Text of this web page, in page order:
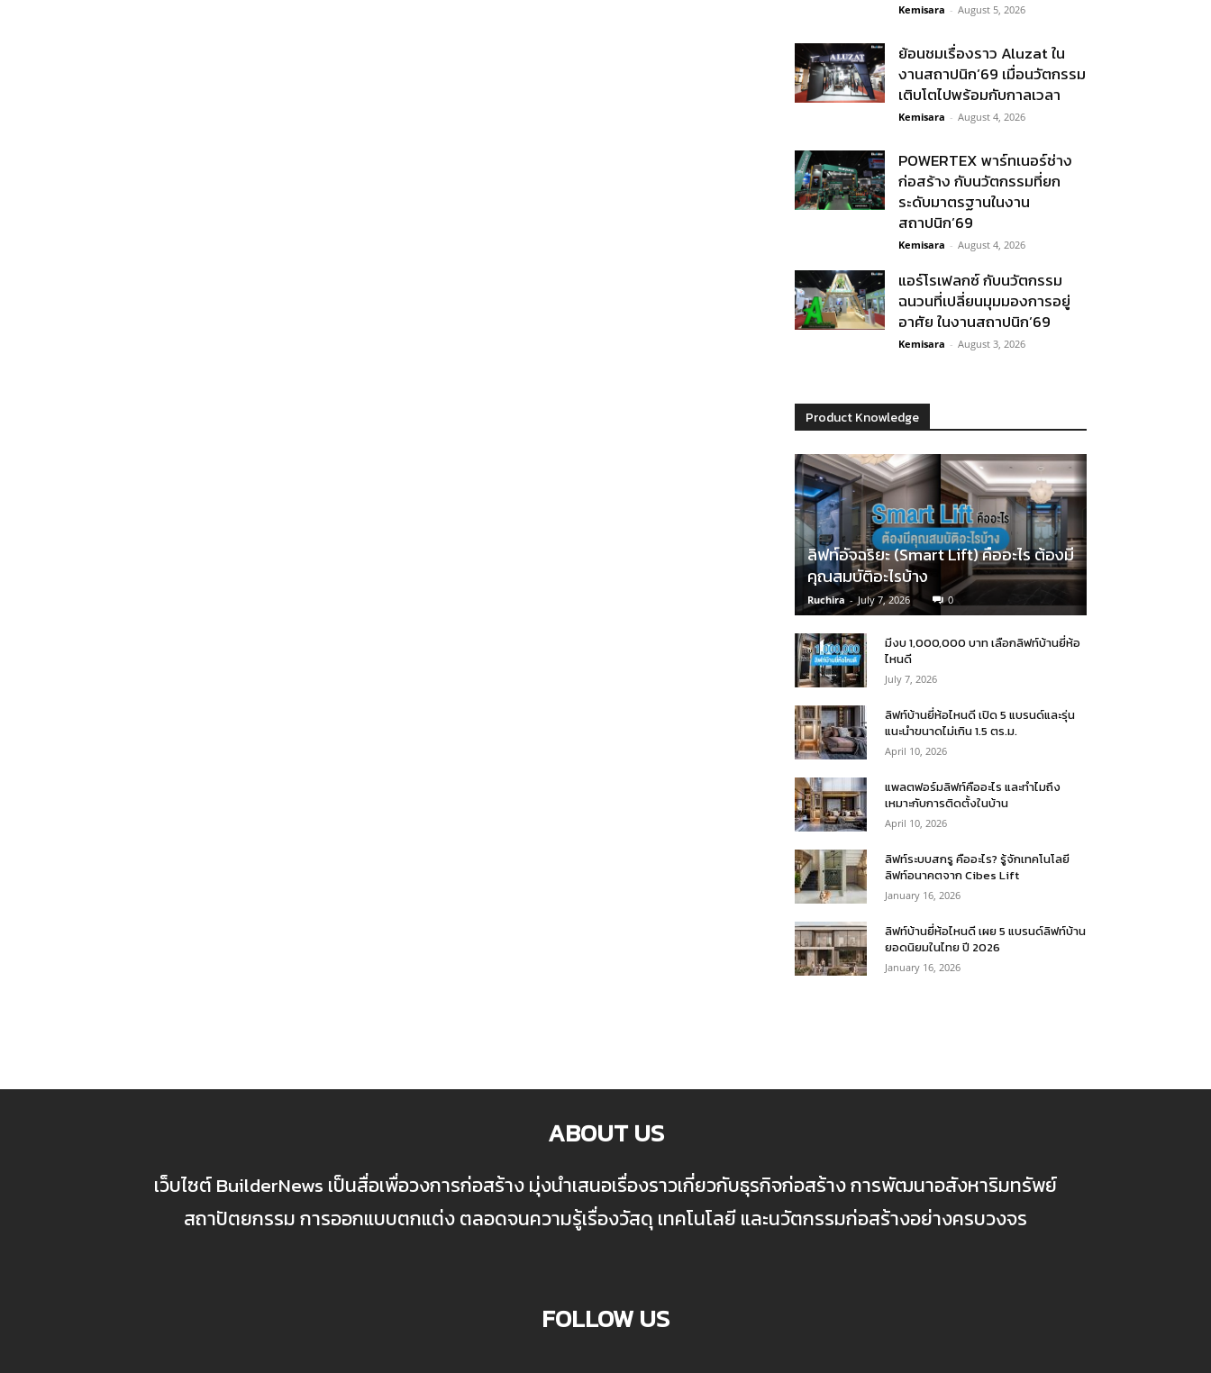
Kemisara - August 5, 2026
ย้อนชมเรื่องราว Aluzat ใน
งานสถาปนิก’69 เมื่อนวัตกรรม
เติบโตไปพร้อมกับกาลเวลา
Kemisara - August 4, 2026
POWERTEX พาร์ทเนอร์ช่าง
ก่อสร้าง กับนวัตกรรมที่ยก
ระดับมาตรฐานในงาน
สถาปนิก’69
Kemisara - August 4, 2026
แอร์โรเฟลกซ์ กับนวัตกรรม
ฉนวนที่เปลี่ยนมุมมองการอยู่
อาศัย ในงานสถาปนิก’69
Kemisara - August 3, 2026
Product Knowledge
ลิฟท์อัจฉริยะ (Smart Lift) คืออะไร ต้องมี
คุณสมบัติอะไรบ้าง
Ruchira - July 7, 2026 0
มีงบ 1,000,000 บาท เลือกลิฟท์บ้านยี่ห้อ
ไหนดี
July 7, 2026
ลิฟท์บ้านยี่ห้อไหนดี เปิด 5 แบรนด์และรุ่น
แนะนำขนาดไม่เกิน 1.5 ตร.ม.
April 10, 2026
แพลตฟอร์มลิฟท์คืออะไร และทำไมถึง
เหมาะกับการติดตั้งในบ้าน
April 10, 2026
ลิฟท์ระบบสกรู คืออะไร? รู้จักเทคโนโลยี
ลิฟท์อนาคตจาก Cibes Lift
January 16, 2026
ลิฟท์บ้านยี่ห้อไหนดี เผย 5 แบรนด์ลิฟท์บ้าน
ยอดนิยมในไทย ปี 2026
January 16, 2026
ABOUT US
เว็บไซต์ BuilderNews เป็นสื่อเพื่อวงการก่อสร้าง มุ่งนำเสนอเรื่องราวเกี่ยวกับธุรกิจก่อสร้าง การพัฒนาอสังหาริมทรัพย์
สถาปัตยกรรม การออกแบบตกแต่ง ตลอดจนความรู้เรื่องวัสดุ เทคโนโลยี และนวัตกรรมก่อสร้างอย่างครบวงจร
FOLLOW US